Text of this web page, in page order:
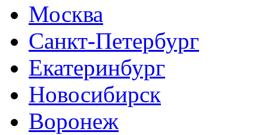
Москва
Санкт-Петербург
Екатеринбург
Новосибирск
Воронеж